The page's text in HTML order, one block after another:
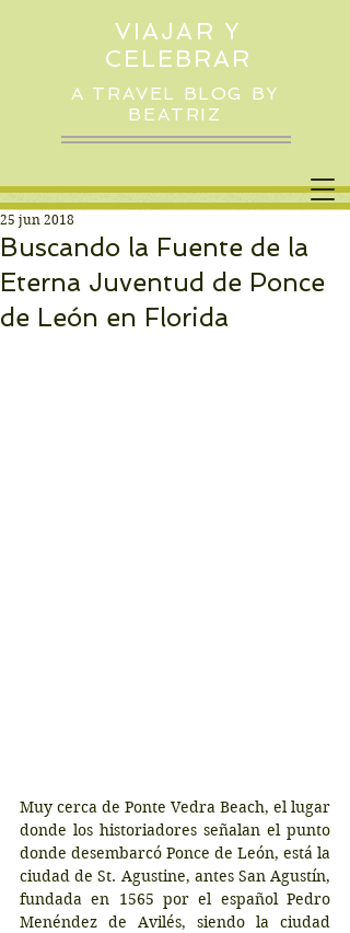
VIAJAR Y
CELEBRAR
A TRAVEL BLOG BY
BEATRIZ
Buscando la Fuente de la
Eterna Juventud de Ponce
de León en Florida
25 jun 2018
Muy cerca de Ponte Vedra Beach, el lugar
donde los historiadores señalan el punto
donde desembarcó Ponce de León, está la
ciudad de St. Agustine, antes San Agustín,
fundada en 1565 por el español Pedro
Menéndez de Avilés, siendo la ciudad